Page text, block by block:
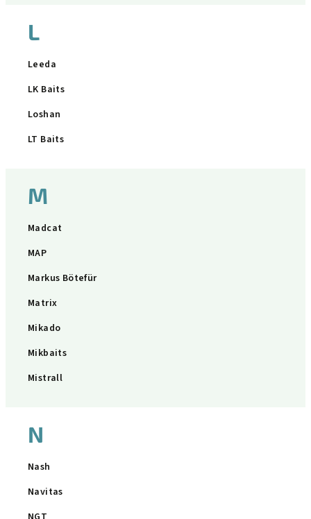
L
Leeda
LK Baits
Loshan
LT Baits
M
Madcat
MAP
Markus Bötefür
Matrix
Mikado
Mikbaits
Mistrall
N
Nash
Navitas